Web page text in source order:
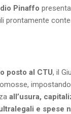
Pinaffo
prontamente
posto al CTU, il
all’usura,
e spese